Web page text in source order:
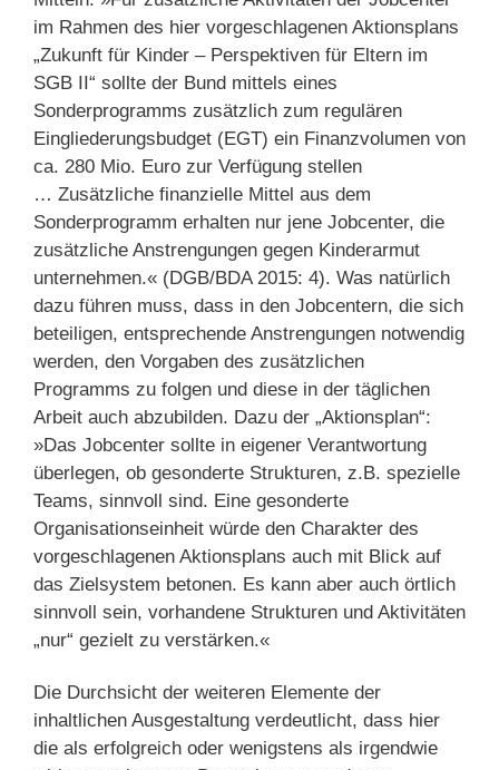
im Rahmen des hier vorgeschlagenen Aktionsplans
„Zukunft für Kinder – Perspektiven für Eltern im
SGB II“ sollte der Bund mittels eines
Sonderprogramms zusätzlich zum regulären
Eingliederungsbudget (EGT) ein Finanzvolumen von
ca. 280 Mio. Euro zur Verfügung stellen
… Zusätzliche finanzielle Mittel aus dem
Sonderprogramm erhalten nur jene Jobcenter, die
zusätzliche Anstrengungen gegen Kinderarmut
unternehmen.« (DGB/BDA 2015: 4). Was natürlich
dazu führen muss, dass in den Jobcentern, die sich
beteiligen, entsprechende Anstrengungen notwendig
werden, den Vorgaben des zusätzlichen
Programms zu folgen und diese in der täglichen
Arbeit auch abzubilden. Dazu der „Aktionsplan“:
»Das Jobcenter sollte in eigener Verantwortung
überlegen, ob gesonderte Strukturen, z.B. spezielle
Teams, sinnvoll sind. Eine gesonderte
Organisationseinheit würde den Charakter des
vorgeschlagenen Aktionsplans auch mit Blick auf
das Zielsystem betonen. Es kann aber auch örtlich
sinnvoll sein, vorhandene Strukturen und Aktivitäten
„nur“ gezielt zu verstärken.«
Die Durchsicht der weiteren Elemente der
inhaltlichen Ausgestaltung verdeutlicht, dass hier
die als erfolgreich oder wenigstens als irgendwie